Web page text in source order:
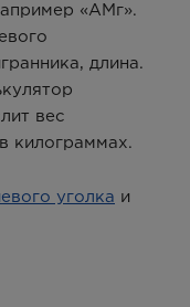
«АМг».
длина.
вес
килограммах.
уголка и